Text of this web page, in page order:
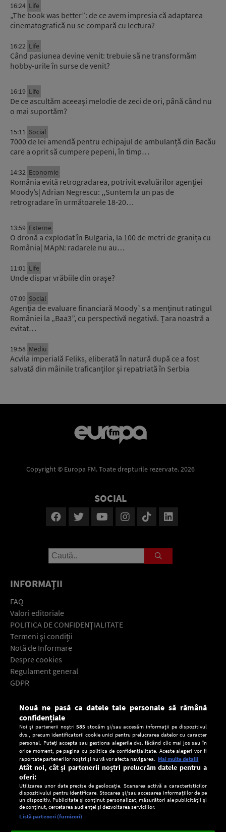
16:24 Life
„The book was better”: de ce avem impresia că adaptarea
cinematografică nu se compară cu lectura?
16:22 Life
Când pasiunea devine venit: trebuie să ne transformăm
hobby-urile în surse de venit?
16:19 Life
De ce ascultăm aceeași melodie de zeci de ori, până când nu
o mai suportăm?
15:11 Social
7000 de lei amendă pentru echipajul de ambulanță din Bacău
care a oprit să cumpere pepeni, în timp…
14:32 Economie
România evită retrogradarea, potrivit evaluărilor agenției
Moody’s| Adrian Negrescu: ,,Suntem la un pas de
retrogradare în următoarele 18-20…
13:59 Externe
O dronă a explodat în Bulgaria, la 100 de metri de granița cu
România| MApN: radarele nu au…
11:01 Life
Unde dispar vrăbiile din orașe?
07:09 Social
Agenția de evaluare financiară Moody`s a menținut ratingul
României la „Baa3”, cu perspectivă negativă. Țara noastră a
evitat…
19:58 Mediu
Acvila imperială Feliks, eliberată în natură după ce a fost
salvată din mâinile traficanților și repatriată în Serbia
Copyright © Europa FM. Toate drepturile rezervate. 2026
SOCIAL
INFORMAŢII
FAQ
Valori editoriale
POLITICA DE CONFIDENŢIALITATE
Termeni şi condiţii
Notă de Informare
Despre cookies
Regulament general
GDPR
Descarcă gratuit aplicaţia Europa FM pentru smartphone:
Setări:
Nouă ne pasă ca datele tale personale să rămână
confidențiale
Noi și partenerii noștri585 stocăm și/sau accesăm informații pe dispozitivul
dvs., precum identificatorii cookie unici pentru prelucrarea datelor cu caracter
personal. Puteți accepta sau gestiona alegerile dvs. făcând clic mai jos sau în
orice moment, pe pagina cu politica de confidențialitate. Aceste alegeri vor fi
raportate partenerilor noștri și nu vă vor afecta navigarea. Mai multe detalii
Atât noi, cât și partenerii noștri prelucrăm datele pentru a
oferi:
Utilizarea unor date precise de geolocație. Scanarea activă a caracteristicilor
dispozitivului pentru identificare. Stocarea și/sau accesarea informațiilor de pe
un dispozitiv. Publicitate și conținut personalizat, măsurători ale publicității și
de conținut, cercetarea audienței și dezvoltarea serviciilor.
Listă parteneri (furnizori)